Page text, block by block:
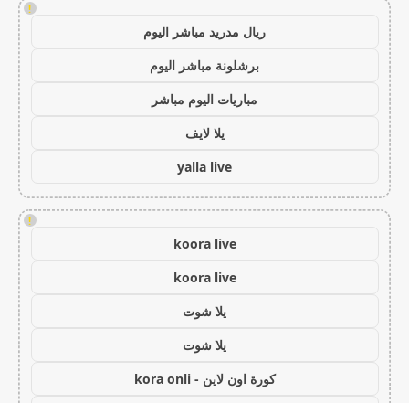
!
ريال مدريد مباشر اليوم
برشلونة مباشر اليوم
مباريات اليوم مباشر
يلا لايف
yalla live
!
koora live
koora live
يلا شوت
يلا شوت
كورة اون لاين - kora onli